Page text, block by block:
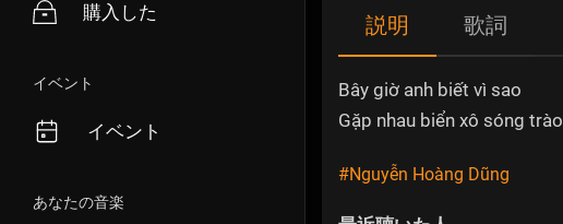
購入した
イベント
イベント
あなたの音楽
説明 歌詞
Bây giờ anh biết vì sao
Gặp nhau biển xô sóng trào
#Nguyễn Hoàng Dũng